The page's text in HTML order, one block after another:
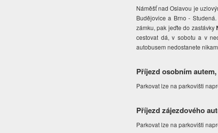
Náměšť nad Oslavou je
Budějovice a Brno -
zámku, pak jeďte do zastávky
cestovat dá, v sobotu a v
autobusem nedostanete
Příjezd osobním
Parkovat lze na parkovišti
Příjezd zájezdového
Parkovat lze na parkovišti